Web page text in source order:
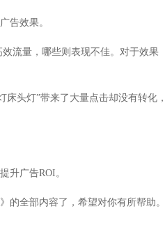
告效果。
流量，哪些则表现不佳。对于效果
头灯”带来了大量点击却没有转化，
升广告ROI。
的全部内容了，希望对你有所帮助。